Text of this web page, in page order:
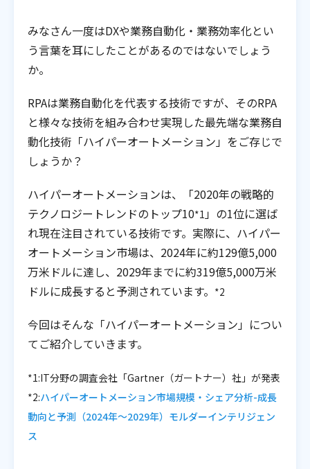
みなさん一度はDXや業務自動化・業務効率化とい
う言葉を耳にしたことがあるのではないでしょう
か。
RPAは業務自動化を代表する技術ですが、そのRPA
と様々な技術を組み合わせ実現した最先端な業務自
動化技術「ハイパーオートメーション」をご存じで
しょうか？
ハイパーオートメーションは、「2020年の戦略的
テクノロジートレンドのトップ10*1 」の1位に選ば
れ現在注目されている技術です。実際に、ハイパー
オートメーション市場は、2024年に約129億5,000
万米ドルに達し、2029年までに約319億5,000万米
ドルに成長すると予測されています。 *2
今回はそんな「ハイパーオートメーション」につい
てご紹介していきます。
*1:IT分野の調査会社「Gartner（ガートナー）社」が発表
*2:ハイパーオートメーション市場規模・シェア分析-成長
動向と予測（2024年〜2029年）モルダーインテリジェン
ス